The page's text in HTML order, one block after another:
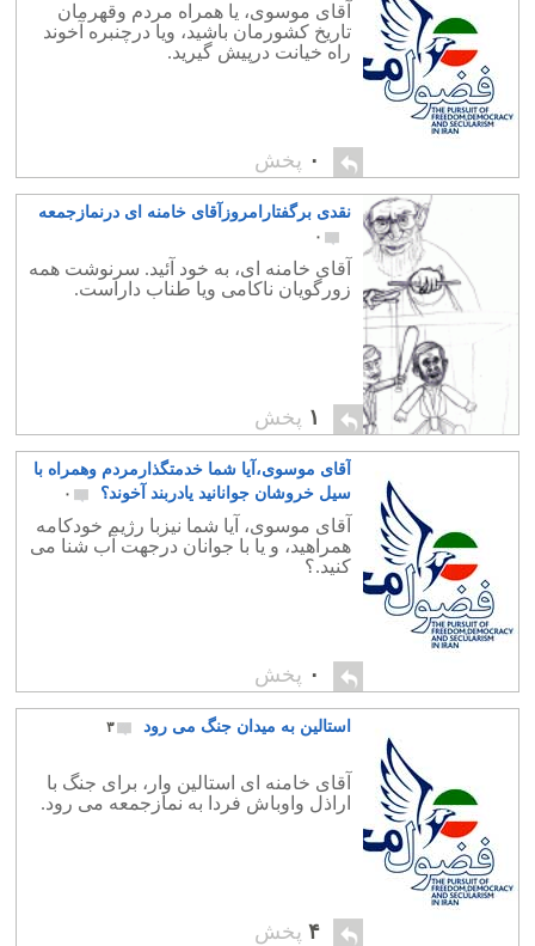
آقای موسوی، یا همراه مردم وقهرمان
تاریخ کشورمان باشید، ویا درچنبره آخوند
راه خیانت درپیش گیرید.
۰ پخش
نقدی برگفتارامروزآقای خامنه ای درنمازجمعه
۰
آقای خامنه ای، به خود آئید. سرنوشت همه
زورگویان ناکامی ویا طناب داراست.
۱ پخش
آقای موسوی،آیا شما خدمتگذارمردم وهمراه با
سیل خروشان جوانانید یادربند آخوند؟
۰
آقای موسوی، آیا شما نیزبا رژیم خودکامه
همراهید، و یا با جوانان درجهت آب شنا می
کنید.؟
۰ پخش
استالین به میدان جنگ می رود ۳
آقای خامنه ای استالین وار، برای جنگ با
اراذل واوباش فردا به نمازجمعه می رود.
۴ پخش